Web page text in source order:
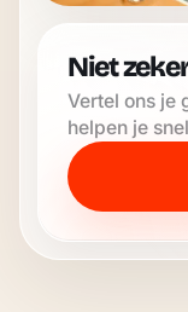
Niet
Vertel ons je
helpen je